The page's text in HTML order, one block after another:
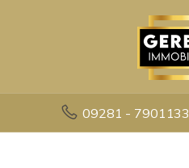
09281 - 7901133